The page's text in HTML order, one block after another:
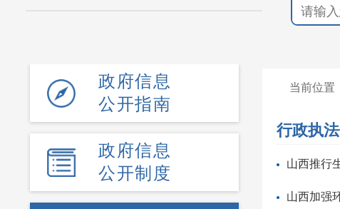
政府信息
公开指南
政府信息
公开制度
当前位置
行政执
山西推行
山西加强